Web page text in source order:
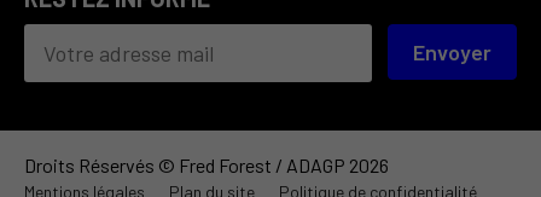
Envoyer
Droits Réservés © Fred Forest / ADAGP 2026
Mentions légales Plan du site Politique de confidentialité